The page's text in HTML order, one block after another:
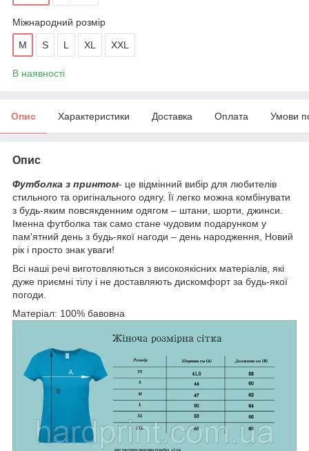
Міжнародний розмір
M S L XL XXL
В наявності
Опис Характеристики Доставка Оплата Умови
Опис
Футболка з принтом- це відмінний вибір для любителів
стильного та оригінального одягу. Її легко можна комбінувати
з будь-яким повсякденним одягом – штани, шорти, джинси.
Іменна футболка так само стане чудовим подарунком у
пам'ятний день з будь-якої нагоди – день народження, Новий
рік і просто знак уваги!
Всі наші речі виготовляються з високоякісних матеріалів, які
дуже приємні тілу і не доставляють дискомфорт за будь-якої
погоди.
Матеріал: 100% бавовна